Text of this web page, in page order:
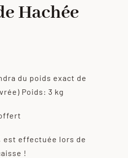
Hachée
du poids exact de
Poids: 3 kg
est effectuée lors de
!